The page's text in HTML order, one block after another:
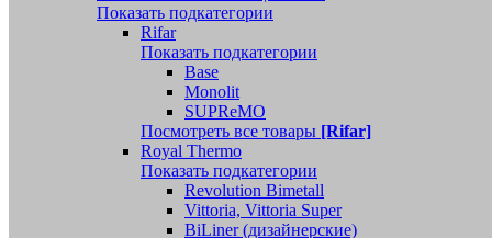
Показать подкатегории
Rifar
Показать подкатегории
Base
Monolit
SUPReMO
Посмотреть все товары [Rifar]
Royal Thermo
Показать подкатегории
Revolution Bimetall
Vittoria, Vittoria Super
BiLiner (дизайнерские)